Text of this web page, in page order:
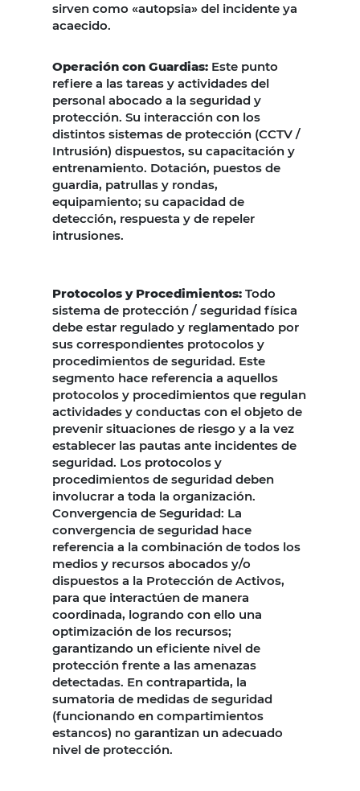
sirven como «autopsia» del incidente ya
acaecido.
Operación con Guardias: Este punto
refiere a las tareas y actividades del
personal abocado a la seguridad y
protección. Su interacción con los
distintos sistemas de protección (CCTV /
Intrusión) dispuestos, su capacitación y
entrenamiento. Dotación, puestos de
guardia, patrullas y rondas,
equipamiento; su capacidad de
detección, respuesta y de repeler
intrusiones.
Protocolos y Procedimientos: Todo
sistema de protección / seguridad física
debe estar regulado y reglamentado por
sus correspondientes protocolos y
procedimientos de seguridad. Este
segmento hace referencia a aquellos
protocolos y procedimientos que regulan
actividades y conductas con el objeto de
prevenir situaciones de riesgo y a la vez
establecer las pautas ante incidentes de
seguridad. Los protocolos y
procedimientos de seguridad deben
involucrar a toda la organización.
Convergencia de Seguridad: La
convergencia de seguridad hace
referencia a la combinación de todos los
medios y recursos abocados y/o
dispuestos a la Protección de Activos,
para que interactúen de manera
coordinada, logrando con ello una
optimización de los recursos;
garantizando un eficiente nivel de
protección frente a las amenazas
detectadas. En contrapartida, la
sumatoria de medidas de seguridad
(funcionando en compartimientos
estancos) no garantizan un adecuado
nivel de protección.